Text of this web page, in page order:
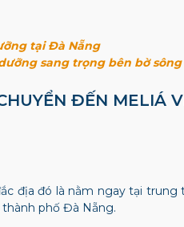
tại Đà Nẵng
sang trọng bên bờ sông
ĐẾN MELIÁ
địa đó là nằm ngay tại trung
thành phố Đà Nẵng.